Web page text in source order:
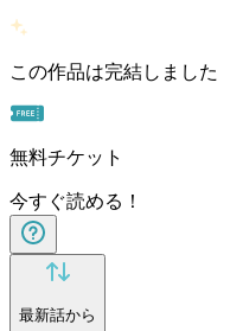
この作品は完結しました
無料チケット
今すぐ読める！
最新話から